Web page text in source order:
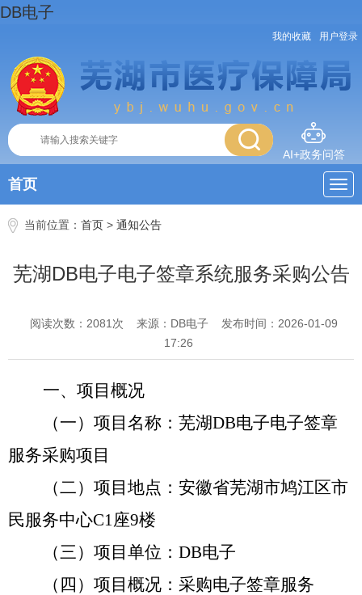
DB电子
我的收藏 用户登录
AI+政务问答
首页
当前位置： 首页 > 通知公告
芜湖DB电子电子签章系统服务采购公告
阅读次数： 2081 次 来源：DB电子
发布时间：2026-01-09
17:26
一、项目概况
（一）项目名称：芜湖DB电子电子签章
服务采购项目
（二）项目地点：安徽省芜湖市鸠江区市
民服务中心C1座9楼
（三）项目单位：DB电子
（四）项目概况：采购电子签章服务